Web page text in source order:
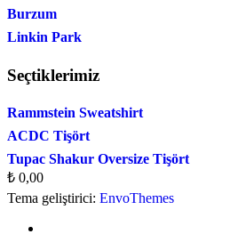
Burzum
Linkin Park
Seçtiklerimiz
Rammstein Sweatshirt
ACDC Tişört
Tupac Shakur Oversize Tişört
₺ 0,00
Tema geliştirici: EnvoThemes